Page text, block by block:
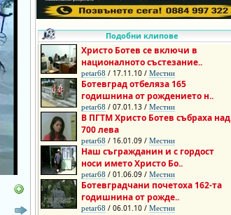
Подобни клипове
Христо Ботев се включи в
националното състезание..
petar68 / 17.11.10 / Местни
Ботевград отбеляза 165
годишнина от рождението н..
petar68 / 07.01.13 / Местни
В ПГТМ Христо Ботев събраха над
700 лева
petar68 / 16.01.09 / Местни
Наш съгражданин и с гордост
носи името Христо Бо..
petar68 / 01.06.09 / Местни
Ботевградчани почетоха 162-та
годишнина от рожде..
petar68 / 06.01.10 / Местни